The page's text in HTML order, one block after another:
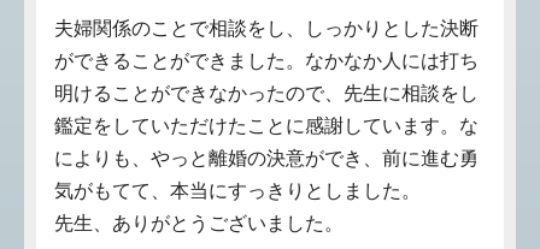
夫婦関係のことで相談をし、しっかりとした決断
ができることができました。なかなか人には打ち
明けることができなかったので、先生に相談をし
鑑定をしていただけたことに感謝しています。な
によりも、やっと離婚の決意ができ、前に進む勇
気がもてて、本当にすっきりとしました。
先生、ありがとうございました。